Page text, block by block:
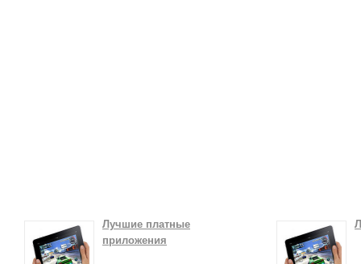
Лучшие платные
приложения